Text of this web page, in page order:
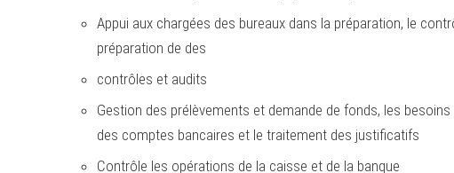
Appui aux chargées des bureaux dans la préparation, le
préparation de des
contrôles et audits
Gestion des prélèvements et demande de fonds, les
des comptes bancaires et le traitement des justificatifs
Contrôle les opérations de la caisse et de la banque